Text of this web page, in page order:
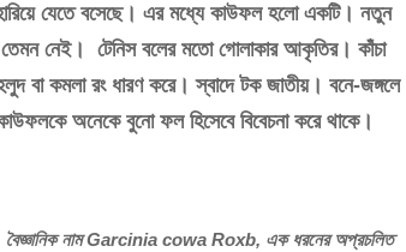
যেতে বসেছে। এর মধ্যে কাউফল হলো একটি। নতুন
তেমন নেই। টেনিস বলের মতো গোলাকার আকৃতির। কাঁচা
বা কমলা রং ধারণ করে। স্বাদে টক জাতীয়। বনে-জঙ্গলে
অনেকে বুনো ফল হিসেবে বিবেচনা করে থাকে।
বৈজ্ঞানিক নামGarcinia cowa Roxb, এক ধরনের অপ্রচলিত